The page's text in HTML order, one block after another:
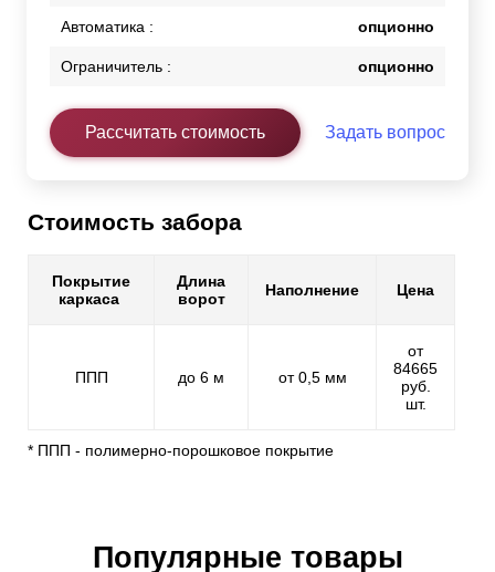
Автоматика : опционно
Ограничитель : опционно
Рассчитать стоимость Задать вопрос
Стоимость забора
Покрытие
каркаса
Длина
ворот
Наполнение Цена
ППП до 6 м от 0,5 мм
от
84665
руб.
шт.
* ППП - полимерно-порошковое покрытие
Популярные товары